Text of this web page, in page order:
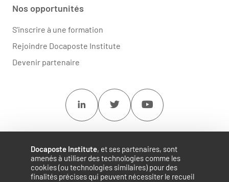
Docaposte Institute, et ses partenaires, sont
amenés à utiliser des technologies comme les
cookies (ou technologies similaires) pour des
finalités précises qui peuvent nécessiter le recueil
Nos opportunités
S'inscrire à une formation
Rejoindre Docaposte Institute
Devenir partenaire
Linkedin Twitter Youtube